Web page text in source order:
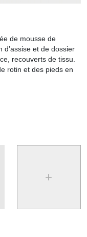
de mousse de
d’assise et de dossier
recouverts de tissu.
rotin et des pieds en
+